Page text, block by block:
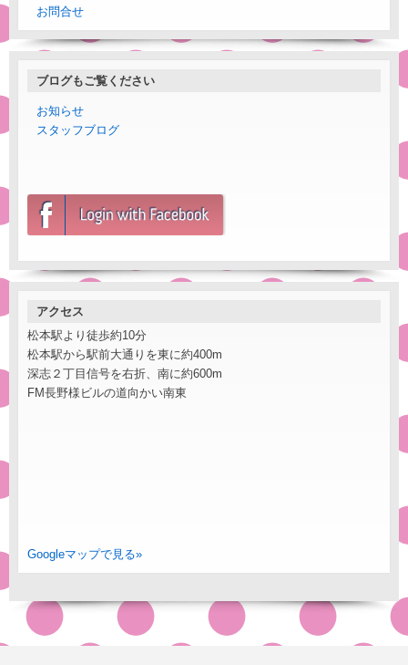
お問合せ
ブログもご覧ください
お知らせ
スタッフブログ
アクセス
松本駅より徒歩約10分
松本駅から駅前大通りを東に約400m
深志２丁目信号を右折、南に約600m
FM長野様ビルの道向かい南東
Googleマップで見る»